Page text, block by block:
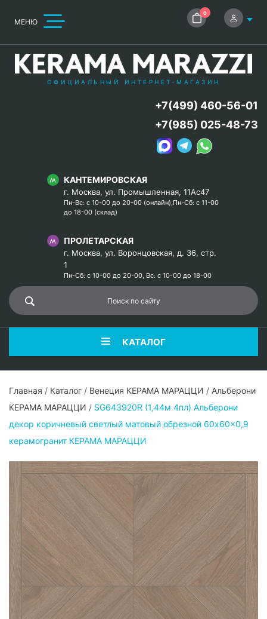
МЕНЮ
0
ОФИЦИАЛЬНЫЙ ИНТЕРНЕТ-МАГАЗИН
КАНТЕМИРОВСКАЯ
г. Москва, ул. Промышленная, 11Ас47
Пн-Вс: с 10-00 до 20-00 (онлайн),Пн-Сб: с 11-00
до 18-00 (склад)
ПРОЛЕТАРСКАЯ
г. Москва, ул. Воронцовская, д. 36, стр.
1
Пн-Сб: с 10-00 до 20-00, Вс: с 10-00 до 18-00
+7(499) 460-56-01
+7(985) 025-48-73
КАТАЛОГ
Главная / Каталог / Венеция КЕРАМА МАРАЦЦИ / Альберони
КЕРАМА МАРАЦЦИ / SG643920R (1,44м 4пл) Альберони
декор коричневый светлый матовый обрезной 60x60x0,9
керамогранит КЕРАМА МАРАЦЦИ